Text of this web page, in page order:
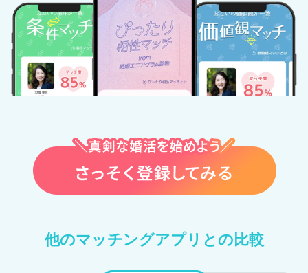
他のマッチングアプリとの比較